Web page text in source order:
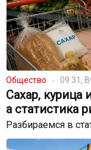
Общество 09:31,
Сахар,
а статистика
Разбираемся в